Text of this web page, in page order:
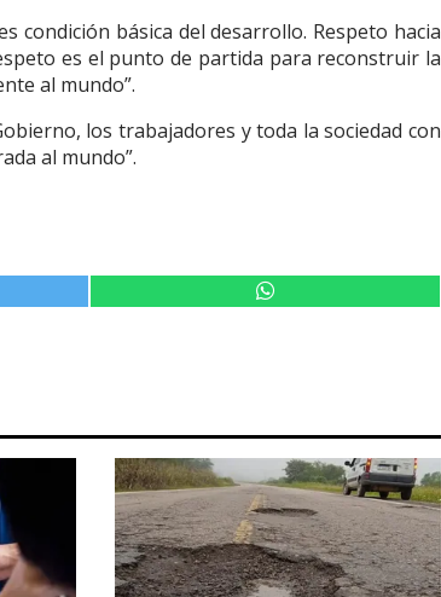
condición básica del desarrollo. Respeto hacia
es el punto de partida para reconstruir la
al mundo”.
los trabajadores y toda la sociedad con
al mundo”.